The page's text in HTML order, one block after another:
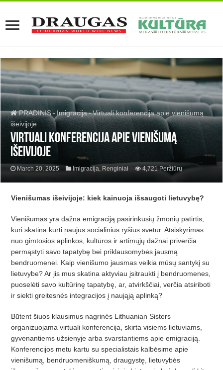
PRADINIS - Imigracija-Virtuali konferencija apie vienišumą
išeivijoje
Virtuali konferencija apie vienišumą
išeivijoje
March 20, 2025 Imigracija, Renginiai 4,721 Peržiūrų
Vienišumas išeivijoje: kiek kainuoja išsaugoti lietuvybę?
Vienišumas yra dažna emigraciją pasirinkusių žmonių patirtis,
kuri skatina kurti naujus socialinius ryšius svetur. Atsiskyrimas
nuo gimtosios aplinkos, kultūros ir artimųjų dažnai priverčia
permąstyti savo tapatybę bei priklausomybės jausmą
bendruomenei. Kaip vienišumo jausmas veikia mūsų santykį su
lietuvybe? Ar jis mus skatina aktyviau įsitraukti į bendruomenes,
puoselėti savo kultūrinę tapatybę , ar, atvirkščiai, verčia atsiriboti
ir siekti greitesnės integracijos į naująją aplinką?
Būtentšiuos klausimus nagrinės Lithuanian Sisters
organizuojama virtuali konferencija, skirta visiems lietuviams,
gyvenantiems užsienyje arba svarstantiems apie emigraciją.
Konferencijos metu kartu su specialistais kalbėsime apie
vienišumą, bendruomeniškumą, draugystę, lietuvybės